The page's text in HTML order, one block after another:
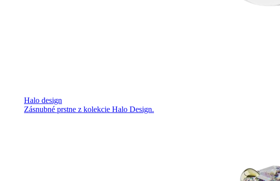
Halo design
Zásnubné prstne z kolekcie Halo Design.